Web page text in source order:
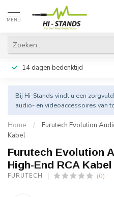
MENU
14 dagen bedenktijd
Bij Hi-Stands vindt u een
audio- en videoaccessoires van
Home /
Furutech Evolution
Kabel
Furutech Evolution
High-End RCA Kabel
FURUTECH (0)